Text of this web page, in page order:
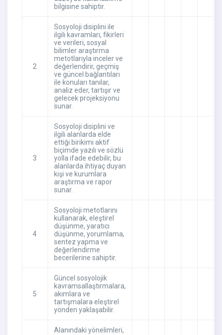
bilgisine sahiptir.
2
Sosyoloji disiplini ile
ilgili kavramları, fikirleri
ve verileri, sosyal
bilimler araştırma
metotlarıyla inceler ve
değerlendirir, geçmiş
ve güncel bağlantıları
ile konuları tanılar,
analiz eder, tartışır ve
gelecek projeksiyonu
sunar.
3
Sosyoloji disiplini ve
ilgili alanlarda elde
ettiği birikimi aktif
biçimde yazılı ve sözlü
yolla ifade edebilir, bu
alanlarda ihtiyaç duyan
kişi ve kurumlara
araştırma ve rapor
sunar.
4
Sosyoloji metotlarını
kullanarak, eleştirel
düşünme, yaratıcı
düşünme, yorumlama,
sentez yapma ve
değerlendirme
becerilerine sahiptir.
5
Güncel sosyolojik
kavramsallaştırmalara,
akımlara ve
tartışmalara eleştirel
yönden yaklaşabilir.
Alanındaki yönelimleri,